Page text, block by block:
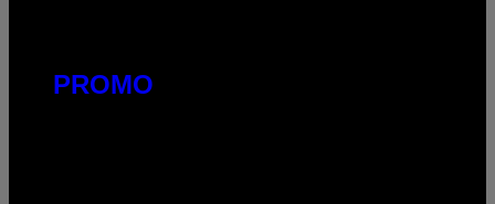
PROMO